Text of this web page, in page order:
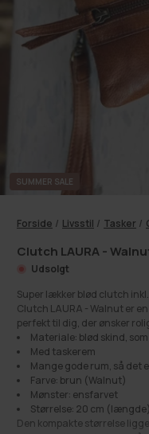
SUMMER SALE
Forside / Livsstil / Tasker /
Clutch LAURA -
Udsolgt
Super lækker blød clutch
Clutch LAURA - Walnut er
perfekt til dig, der ønsker
Materiale: blød skind,
Med taskerem
Mange gode rum, så det
Farve: brun (Walnut)
Mønster: ensfarvet
Størrelse: 20 cm
Den kompakte størrelse